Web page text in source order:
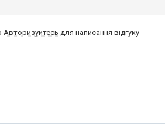
Авторизуйтесь для написання відгуку